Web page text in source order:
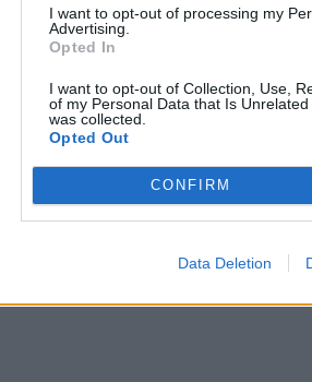
I want to opt-out of processing my
Advertising.
Opted In
I want to opt-out of Collection, Use,
of my Personal Data that Is
was collected.
Opted Out
CONFIRM
Data Deletion